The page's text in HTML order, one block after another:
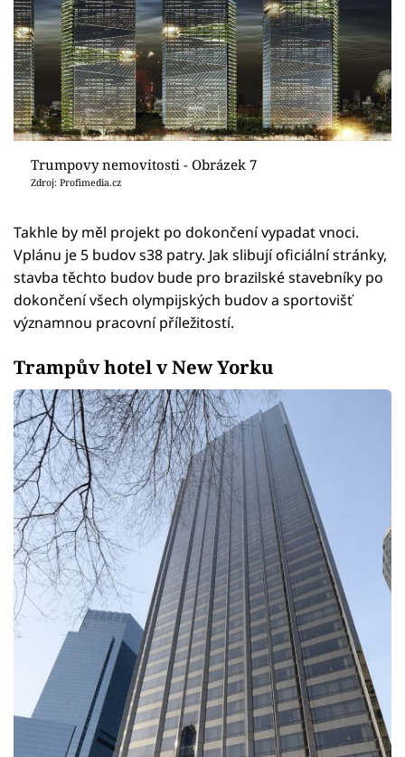
Trumpovy nemovitosti - Obrázek 7
Zdroj: Profimedia.cz
Takhle by měl projekt po dokončení vypadat vnoci.
Vplánu je 5 budov s38 patry. Jak slibují oficiální stránky,
stavba těchto budov bude pro brazilské stavebníky po
dokončení všech olympijských budov a sportovišť
významnou pracovní příležitostí.
Trampův hotel v New Yorku